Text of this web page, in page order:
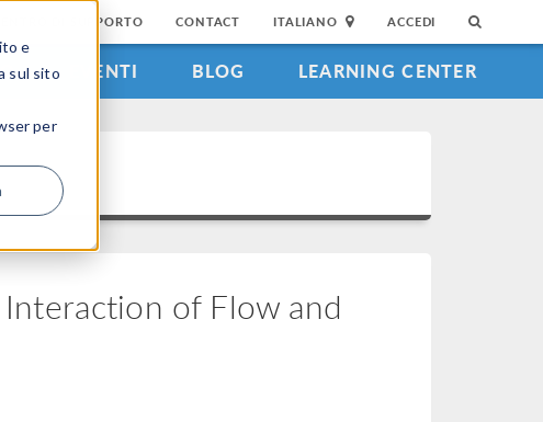
e
sul sito
per
CENTRO DI SUPPORTO CONTACT ITALIANO ACCEDI
EVENTI BLOG LEARNING CENTER
of Flow and